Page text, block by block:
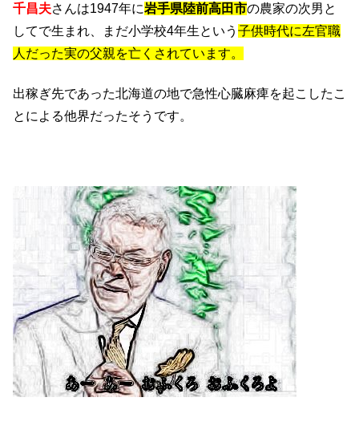
千昌夫さんは1947年に岩手県陸前高田市の農家の次男と
してで生まれ、まだ小学校4年生という 子供時代に左官職
人だった実の父親を亡くされています。
出稼ぎ先であった北海道の地で急性心臓麻痺を起こしたこ
とによる他界だったそうです。